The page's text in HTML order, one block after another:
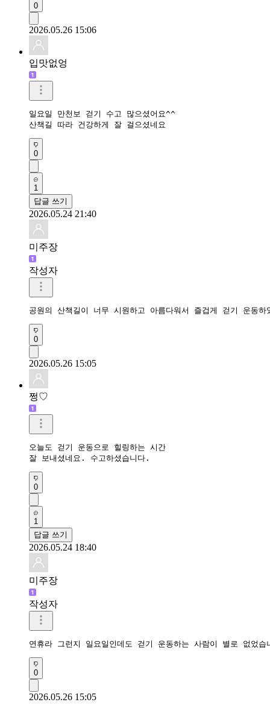
0
2026.05.26 15:06
입맛없엉
일요일 만천보 걷기 수고 많으셨어요^^
산책길 따라 건강하게 잘 걸으셨네요
0
1
답글 쓰기
2026.05.24 21:40
미주장
작성자
공원의 산책길이 너무 시원하고 아름다워서 즐겁게 걷기 운동하
0
2026.05.26 15:05
쩡♡
오늘도 걷기 운동으로 힐링하는 시간
잘 보내셨네요. 수고하셨습니다.
0
1
답글 쓰기
2026.05.24 18:40
미주장
작성자
연휴라 그런지 일요일인데도 걷기 운동하는 사람이 별로 없었습
0
2026.05.26 15:05